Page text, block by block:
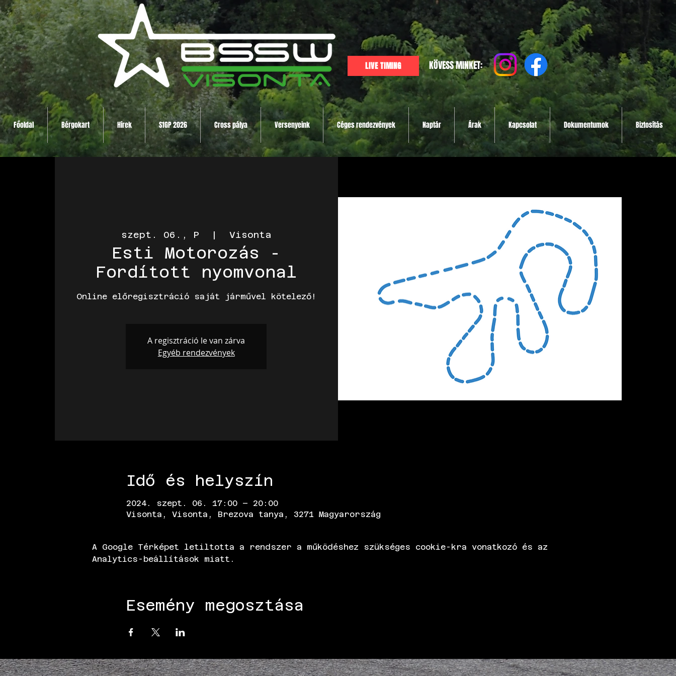
LIVE TIMING KÖVESS MINKET:
Főoldal Bérgokart Hírek S1GP 2026 Cross pálya Versenyeink Céges rendezvények Naptár Árak Kapcsolat Dokumentumok Biztosítás
szept. 06., P
  |
Visonta
Esti Motorozás -
Fordított nyomvonal
Online előregisztráció saját járművel kötelező!
A regisztráció le van zárva
Egyéb rendezvények
Idő és helyszín
2024. szept. 06. 17:00 – 20:00
Visonta, Visonta, Brezova tanya, 3271 Magyarország
A Google Térképet letiltotta a rendszer a működéshez szükséges cookie-kra vonatkozó és az
Analytics-beállítások miatt.
Esemény megosztása